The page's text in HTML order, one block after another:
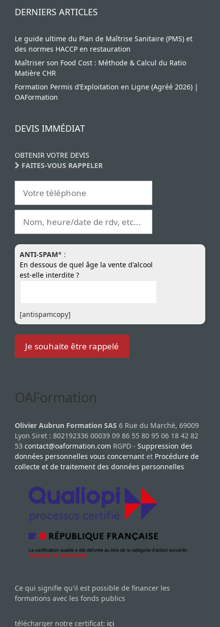
DERNIERS ARTICLES
Le guide ultime du Plan de Maîtrise Sanitaire (PMS) et
des normes HACCP en restauration
Maîtriser son Food Cost : Méthode & Calcul du Ratio
Matière CHR
Formation Permis d’Exploitation en Ligne (Agréé 2026) |
OAFormation
DEVIS IMMÉDIAT
OBTENIR VOTRE DEVIS
FAITES-VOUS RAPPELER
ANTI-SPAM* :
En dessous de quel âge la vente d'alcool
est-elle interdite ?
[antispamcopy]
OAFormation
Olivier Aubrun Formation SAS 6 Rue du Marché, 69009
Lyon Siret : 802192336 00039 09 86 55 80 95 06 18 42 82
53 contact@oaformation.com RGPD - Suppression des
données personnelles vous concernant et Procédure de
collecte et de traitement des données personnelles
Ce qui signifie qu'il est possible de financer les
formations avec les fonds publics
télécharger notre certificat: ici